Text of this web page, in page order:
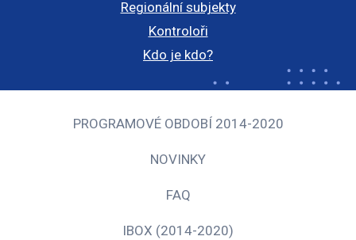
Regionální subjekty
Kontroloři
Kdo je kdo?
PROGRAMOVÉ OBDOBÍ 2014-2020
NOVINKY
FAQ
IBOX (2014-2020)